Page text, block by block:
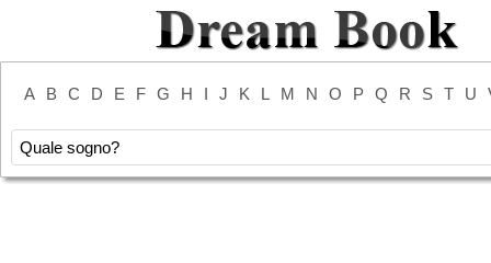
A B C D E F G H I J K L M N O P Q R S T U